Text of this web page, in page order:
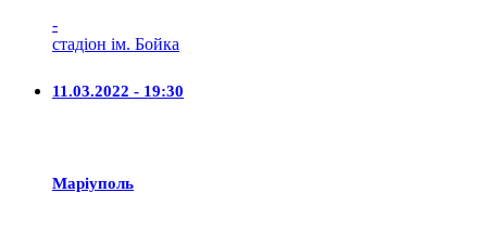
-
стадіон ім. Бойка
11.03.2022 - 19:30
Маріуполь